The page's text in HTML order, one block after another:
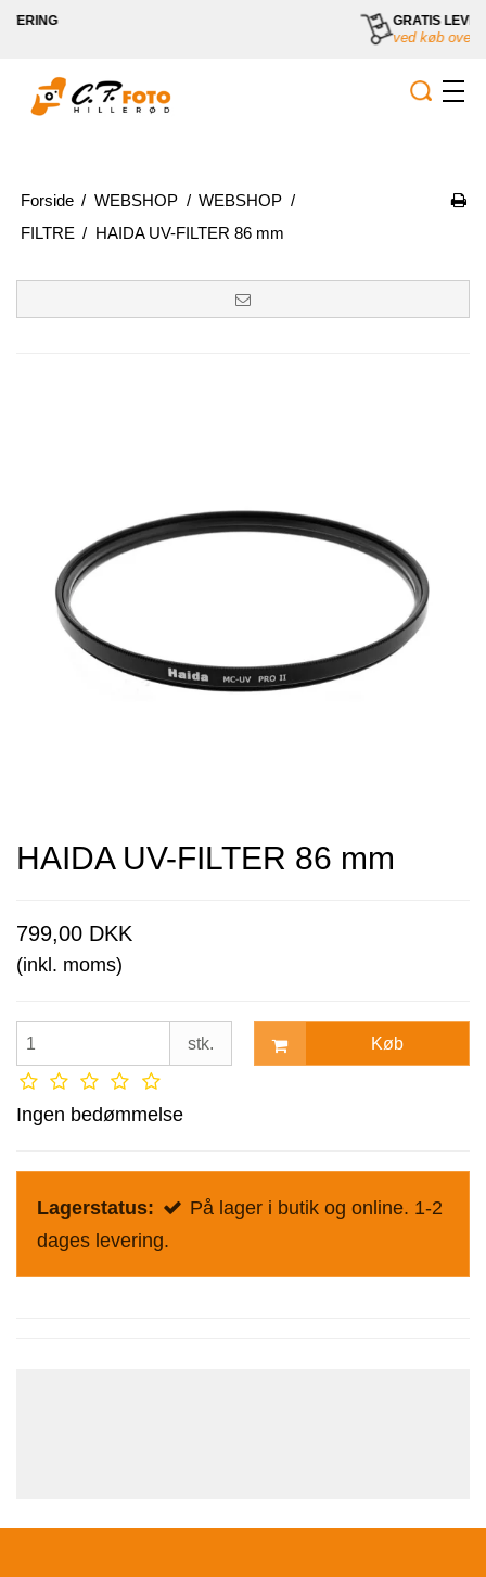
Forside / WEBSHOP / WEBSHOP /
FILTRE / HAIDA UV-FILTER 86 mm
HAIDA UV-FILTER 86 mm
799,00 DKK
(inkl. moms)
stk. Køb
Ingen bedømmelse
Lagerstatus:
På lager i butik og online. 1-2
dages levering.